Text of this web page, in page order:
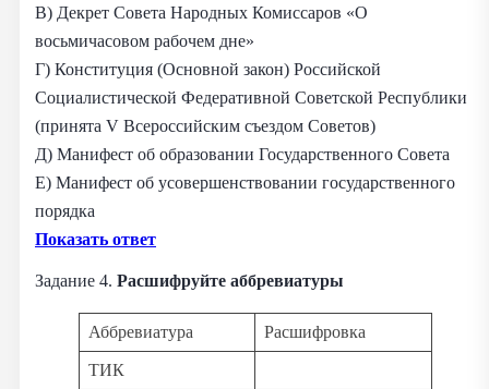
В) Декрет Совета Народных Комиссаров «О
восьмичасовом рабочем дне»
Г) Конституция (Основной закон) Российской
Социалистической Федеративной Советской Республики
(принята V Всероссийским съездом Советов)
Д) Манифест об образовании Государственного Совета
Е) Манифест об усовершенствовании государственного
порядка
Показать ответ
Задание 4. Расшифруйте аббревиатуры
Аббревиатура Расшифровка
ТИК